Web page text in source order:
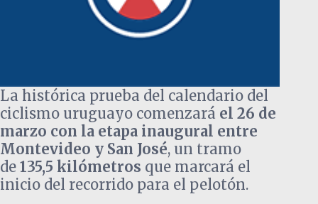
La histórica prueba del calendario del
ciclismo uruguayo comenzará el 26 de
marzo con la etapa inaugural entre
Montevideo y San José, un tramo
de 135,5 kilómetros que marcará el
inicio del recorrido para el pelotón.